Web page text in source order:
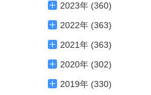
2023年 (360)
2022年 (363)
2021年 (363)
2020年 (302)
2019年 (330)